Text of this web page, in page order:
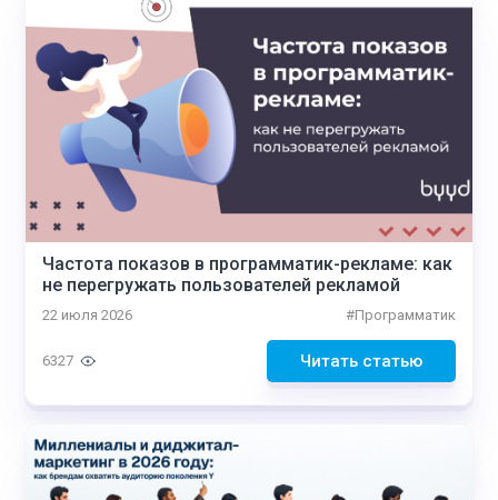
Частота показов в программатик-рекламе: как
не перегружать пользователей рекламой
22 июля 2026 #Программатик
Читать статью
6327